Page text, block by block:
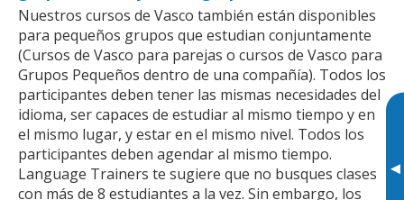
▸
Nuestros cursos de Vasco también están disponibles
para pequeños grupos que estudian conjuntamente
(Cursos de Vasco para parejas o cursos de Vasco para
Grupos Pequeños dentro de una compañía). Todos los
participantes deben tener las mismas necesidades del
idioma, ser capaces de estudiar al mismo tiempo y en
el mismo lugar, y estar en el mismo nivel. Todos los
participantes deben agendar al mismo tiempo.
Language Trainers te sugiere que no busques clases
con más de 8 estudiantes a la vez. Sin embargo, los